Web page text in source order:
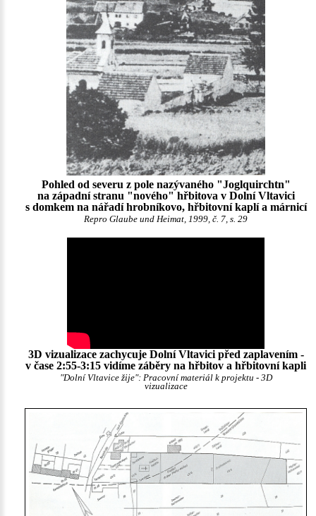
Pohled od severu z pole nazývaného "Joglquirchtn"
na západní stranu "nového" hřbitova v Dolní Vltavici
s domkem na nářadí hrobníkovo, hřbitovní kaplí a márnicí
Repro Glaube und Heimat, 1999, č. 7, s. 29
3D vizualizace zachycuje Dolní Vltavici před zaplavením -
v čase 2:55-3:15 vidíme záběry na hřbitov a hřbitovní kapli
"Dolní Vltavice žije": Pracovní materiál k projektu - 3D
vizualizace